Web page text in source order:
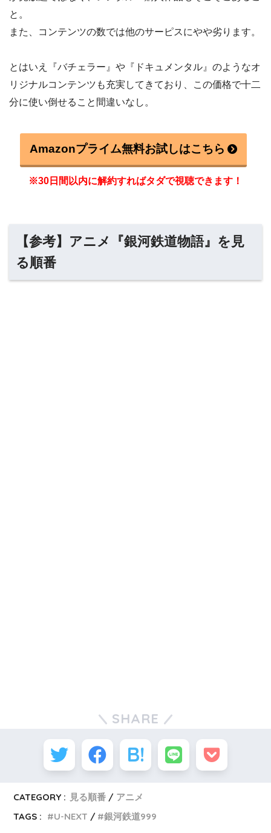
と。
また、コンテンツの数では他のサーピスにやや劣ります。
とはいえ『バチェラー』や『ドキュメンタル』のようなオ
リジナルコンテンツも充実してきており、この価格で十二
分に使い倒せること間違いなし。
Amazonプライム無料お試しはこちら
※30日間以内に解約すればタダで視聴できます！
【参考】アニメ『銀河鉄道物語』を見
る順番
SHARE
CATEGORY : 見る順番
アニメ
TAGS :
U-NEXT 銀河鉄道999